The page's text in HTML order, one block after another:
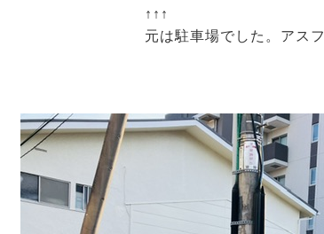
↑↑↑
元は駐車場でした。アスファルト